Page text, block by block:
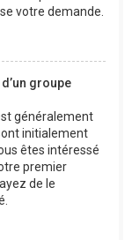
votre demande.
groupe
généralement
initialement
êtes intéressé
premier
de le